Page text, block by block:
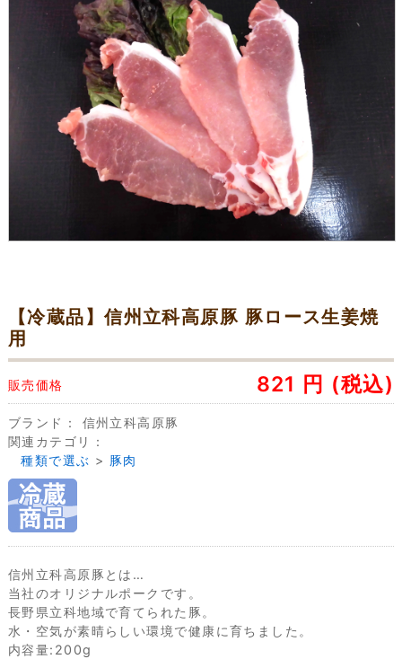
【冷蔵品】信州立科高原豚 豚ロース生姜焼
用
販売価格 821 円 (税込)
ブランド：
信州立科高原豚
関連カテゴリ：
種類で選ぶ > 豚肉
信州立科高原豚とは…
当社のオリジナルポークです。
長野県立科地域で育てられた豚。
水・空気が素晴らしい環境で健康に育ちました。
内容量:200g